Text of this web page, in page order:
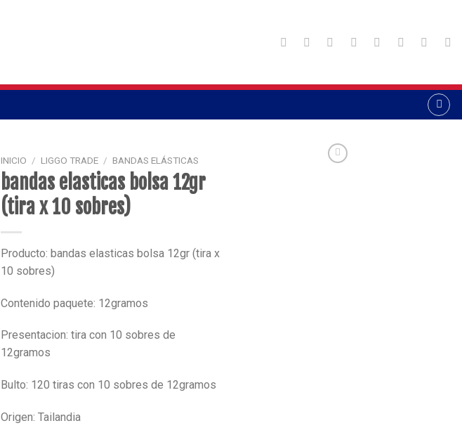
INICIO / LIGGO TRADE / BANDAS ELÁSTICAS
bandas elasticas bolsa 12gr
(tira x 10 sobres)
Producto: bandas elasticas bolsa 12gr (tira x
10 sobres)
Contenido paquete: 12gramos
Presentacion: tira con 10 sobres de
12gramos
Bulto: 120 tiras con 10 sobres de 12gramos
Origen: Tailandia